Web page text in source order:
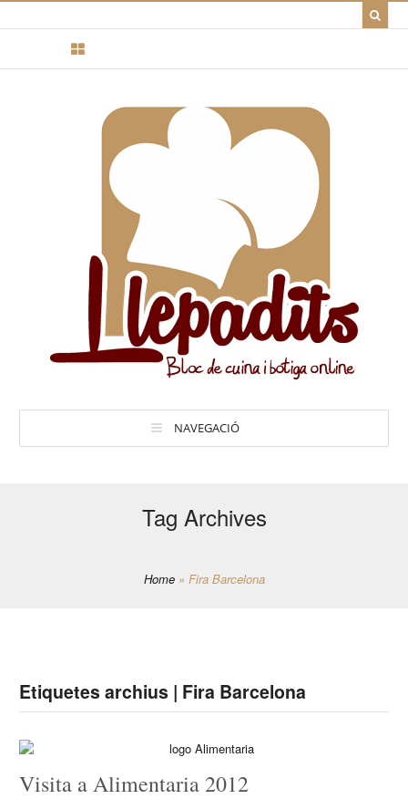
NAVEGACIÓ
Tag Archives
Home » Fira Barcelona
Etiquetes archius | Fira Barcelona
Visita a Alimentaria 2012